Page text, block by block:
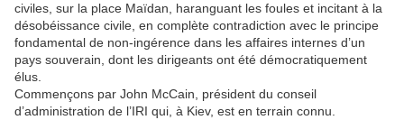
civiles, sur la place Maïdan, haranguant les foules et incitant à la
désobéissance civile, en complète contradiction avec le principe
fondamental de non-ingérence dans les affaires internes d’un
pays souverain, dont les dirigeants ont été démocratiquement
élus.
Commençons par John McCain, président du conseil
d’administration de l’IRI qui, à Kiev, est en terrain connu.